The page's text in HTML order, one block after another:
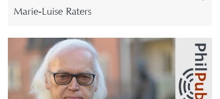
Marie-​Luise Ra­ters